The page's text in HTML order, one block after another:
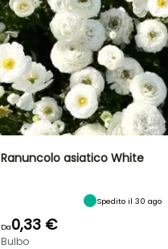
Ranuncolo asiatico White
Spedito il 30 ago
Da0,33 €
Bulbo